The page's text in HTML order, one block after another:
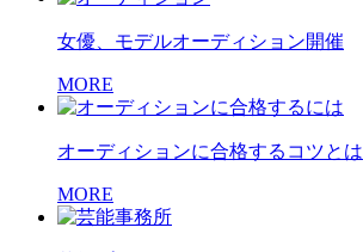
女優、モデルオーディション開催
MORE
オーディションに合格するコツとは
MORE